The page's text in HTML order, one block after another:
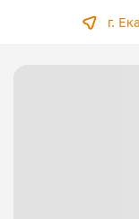
г.